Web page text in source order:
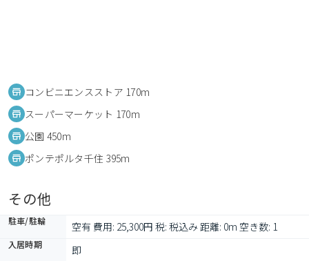
コンビニエンスストア 170m
スーパーマーケット 170m
公園 450m
ポンテポルタ千住 395m
その他
駐車/駐輪 空有 費用: 25,300円 税: 税込み 距離: 0m 空き数: 1
入居時期 即